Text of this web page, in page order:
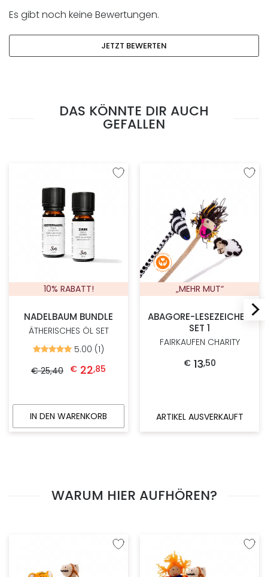
Es gibt noch keine Bewertungen.
JETZT BEWERTEN
DAS KÖNNTE DIR AUCH
GEFALLEN
Zur Wunschliste hinzufügen
10% RABATT!
NADELBAUM BUNDLE
ÄTHERISCHES ÖL SET
Bewertet
5.00
von
5.00 (1)
€ 25,40
Ursprünglicher Preis war: € 25,40
€ 22,85
IN DEN WARENKORB
Zur
„MEHR MUT“
ABAGORE-LESEZEICHEN
SET 1
FAIRKAUFEN CHARITY
€ 13,50
ARTIKEL AUSVERKAUFT
WARUM HIER AUFHÖREN?
Zur Wunschliste hinzufügen Zur